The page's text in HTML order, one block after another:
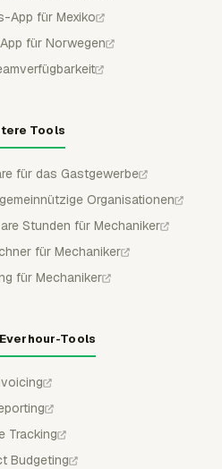
App für Mexiko
für Norwegen
Tools
für das Gastgewerbe
Organisationen
Stunden für Mechaniker
für Mechaniker
für Mechaniker
Tools
Tracking
Budgeting